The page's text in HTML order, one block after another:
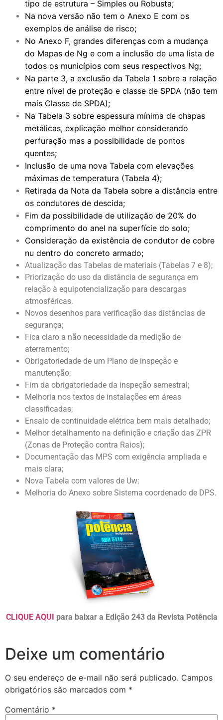
tipo de estrutura – Simples ou Robusta;
Na nova versão não tem o Anexo E com os
exemplos de análise de risco;
No Anexo F, grandes diferenças com a mudança
do Mapas de Ng e com a inclusão de uma lista de
todos os municípios com seus respectivos Ng;
Na parte 3, a exclusão da Tabela 1 sobre a relação
entre nível de proteção e classe de SPDA (não tem
mais Classe de SPDA);
Na Tabela 3 sobre espessura mínima de chapas
metálicas, explicação melhor considerando
perfuração mas a possibilidade de pontos
quentes;
Inclusão de uma nova Tabela com elevações
máximas de temperatura (Tabela 4);
Retirada da Nota da Tabela sobre a distância entre
os condutores de descida;
Fim da possibilidade de utilização de 20% do
comprimento do anel na superfície do solo;
Consideração da existência de condutor de cobre
nu dentro do concreto armado;
Atualização das Tabelas de materiais (Tabelas 7 e 8);
Priorização do uso da distância de segurança em
relação à equipotencialização para descargas
atmosféricas.
Novos desenhos para verificação das distâncias de
segurança;
Fica claro a não necessidade da medição de
aterramento;
Obrigatoriedade de um Plano de inspeção e
manutenção;
Fim da obrigatoriedade da inspeção semestral;
Melhoria nos textos de instalações em áreas
classificadas;
Ensaio de continuidade elétrica bem mais detalhado;
Melhor detalhamento na definição e criação das ZPR
(Zonas de Proteção contra Raios);
Documentação das MPS com exigência ampliada e
mais clara;
Nova Tabela com valores de Uw;
Melhoria do Anexo sobre Sistema coordenado de DPS.
CLIQUE AQUI para baixar a Edição 243 da Revista Potência
Deixe um comentário
O seu endereço de e-mail não será publicado. Campos
obrigatórios são marcados com *
Comentário *